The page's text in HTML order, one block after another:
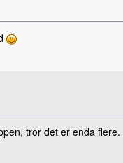
tror det er enda